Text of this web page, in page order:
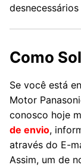
Como
Se você está
Motor
conosco hoje
de envio,
através do E-
Assim, um de